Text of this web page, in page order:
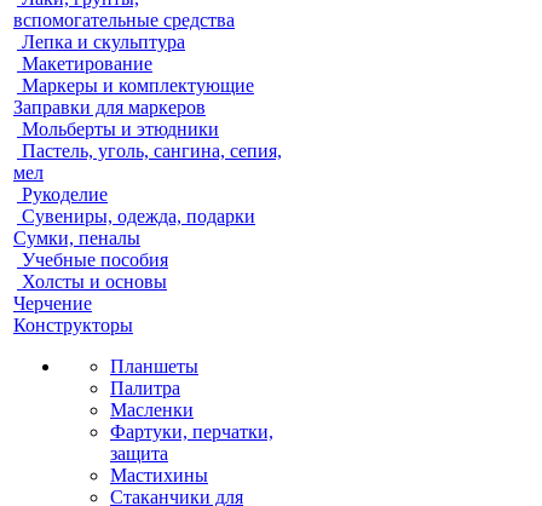
вспомогательные средства
Лепка и скульптура
Макетирование
Маркеры и комплектующие
Заправки для маркеров
Мольберты и этюдники
Пастель, уголь, сангина, сепия,
мел
Рукоделие
Сувениры, одежда, подарки
Сумки, пеналы
Учебные пособия
Холсты и основы
Черчение
Конструкторы
Планшеты
Палитра
Масленки
Фартуки, перчатки,
защита
Мастихины
Стаканчики для